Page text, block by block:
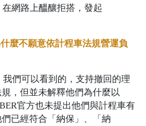
網路上醞釀拒搭，發起
麼不願意依計程車法規營運負
我們可以看到的，支持撤回的理
，但並未解釋他們為什麼以
官方也未提出他們與計程車有
已經符合「納保」、「納